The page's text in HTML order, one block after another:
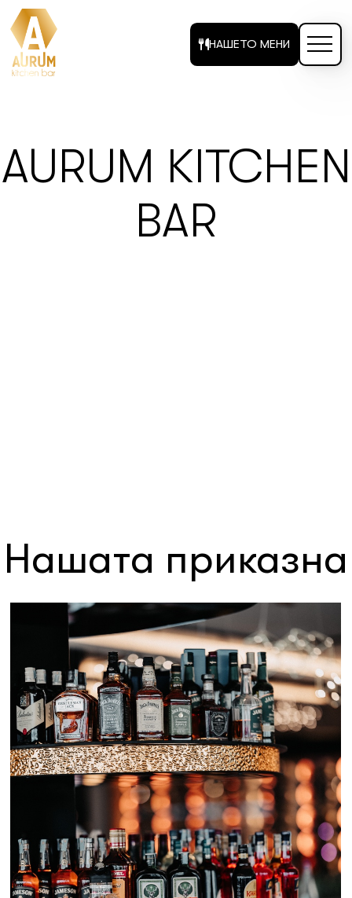
НАШЕТО МЕНИ
AURUM KITCHEN
BAR
Нашата приказна